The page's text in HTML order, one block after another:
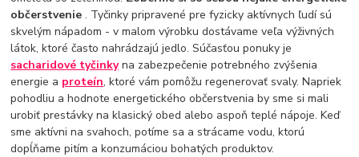
občerstvenie. Tyčinky pripravené pre fyzicky aktívnych ľudí sú
skvelým nápadom - v malom výrobku dostávame veľa výživných
látok, ktoré často nahrádzajú jedlo. Súčasťou ponuky je
sacharidové tyčinkyna zabezpečenie potrebného zvýšenia
energie a proteín, ktoré vám pomôžu regenerovať svaly. Napriek
pohodliu a hodnote energetického občerstvenia by sme si mali
urobiť prestávky na klasický obed alebo aspoň teplé nápoje. Keď
sme aktívni na svahoch, potíme sa a strácame vodu, ktorú
dopĺňame pitím a konzumáciou bohatých produktov.